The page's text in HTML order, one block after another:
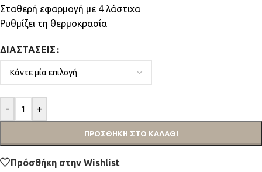
Σταθερή εφαρμογή με 4 λάστιχα
Ρυθμίζει τη θερμοκρασία
ΔΙΑΣΤΆΣΕΙΣ
- +
ΠΡΟΣΘΉΚΗ ΣΤΟ ΚΑΛΆΘΙ
Πρόσθήκη στην Wishlist